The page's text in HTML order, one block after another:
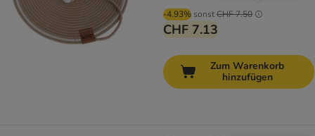
-4.93% sonstCHF 7.50
CHF 7.13
Zum Warenkorb
hinzufügen